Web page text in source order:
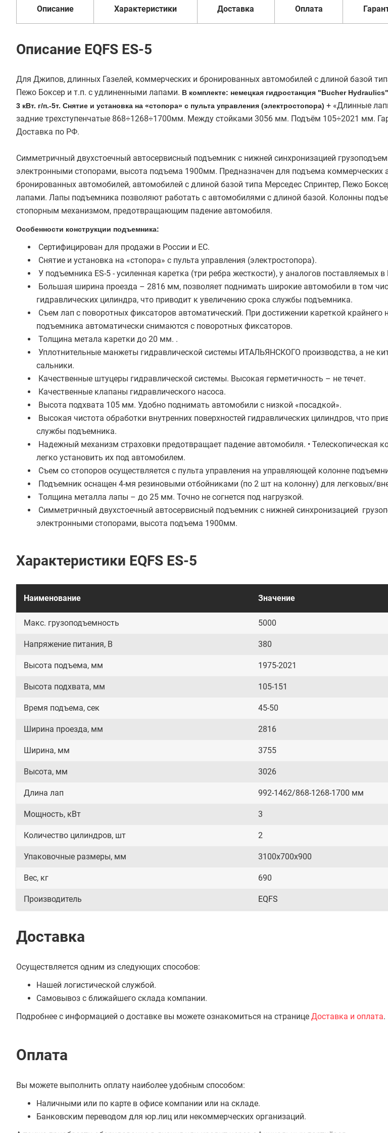
Купить в 1 клик
мес
Описание Характеристики Доставка Оплата
Описание EQFS ES-5
Для Джипов, длинных Газелей, коммерческих и бронированных автомобилей с длиной базой
Пежо Боксер и т.п. с удлиненными лапами. В комплекте: немецкая гидростанция "Bucher
3 кВт. г/п.-5т. Снятие и установка на «стопора» с пульта управления (электростопора) + «Длинные
задние трехступенчатые 868÷1268÷1700мм. Между стойками 3056 мм. Подъём 105÷2021 мм.
Доставка по РФ.
Симметричный двухстоечный автосервисный подъемник с нижней синхронизацией
электронными стопорами, высота подъема 1900мм. Предназначен для подъема коммерческих
бронированных автомобилей, автомобилей с длиной базой типа Мерседес Спринтер, Пежо
лапами. Лапы подъемника позволяют работать с автомобилями с длиной базой. Колонны
стопорным механизмом, предотвращающим падение автомобиля.
Особенности конструкции подъемника:
Сертифицирован для продажи в России и ЕС.
Снятие и установка на «стопора» с пульта управления (электростопора).
У подъемника ES-5 - усиленная каретка (три ребра жесткости), у аналогов поставляемых
Большая ширина проезда – 2816 мм, позволяет поднимать широкие автомобили в том
гидравлических цилиндра, что приводит к увеличению срока службы подъемника.
Съем лап с поворотных фиксаторов автоматический. При достижении кареткой крайнего
подъемника автоматически снимаются с поворотных фиксаторов.
Толщина метала каретки до 20 мм. .
Уплотнительные манжеты гидравлической системы ИТАЛЬЯНСКОГО производства, а не
сальники.
Качественные штуцеры гидравлической системы. Высокая герметичность – не течет.
Качественные клапаны гидравлического насоса.
Высота подхвата 105 мм. Удобно поднимать автомобили с низкой «посадкой».
Высокая чистота обработки внутренних поверхностей гидравлических цилиндров, что
службы подъемника.
Надежный механизм страховки предотвращает падение автомобиля. • Телескопическая
легко установить их под автомобилем.
Съем со стопоров осуществляется с пульта управления на управляющей колонне
Подъемник оснащен 4-мя резиновыми отбойниками (по 2 шт на колонну) для легковых/
Толщина металла лапы – до 25 мм. Точно не согнется под нагрузкой.
Симметричный двухстоечный автосервисный подъемник с нижней синхронизацией
электронными стопорами, высота подъема 1900мм.
Характеристики EQFS ES-5
Наименование Значение
Макс. грузоподъемность 5000
Напряжение питания, В 380
Высота подъема, мм 1975-2021
Высота подхвата, мм 105-151
Время подъема, сек 45-50
Ширина проезда, мм 2816
Ширина, мм 3755
Высота, мм 3026
Длина лап 992-1462/868-1268-1700 мм
Мощность, кВт 3
Количество цилиндров, шт 2
Упаковочные размеры, мм 3100х700х900
Вес, кг 690
Производитель EQFS
Доставка
Осуществляется одним из следующих способов:
Нашей логистической службой.
Самовывоз с ближайшего склада компании.
Подробнее с информацией о доставке вы можете ознакомиться на странице Доставка и оплата.
Оплата
Вы можете выполнить оплату наиболее удобным способом:
Наличными или по карте в офисе компании или на складе.
Банковским переводом для юр.лиц или некоммерческих организаций.